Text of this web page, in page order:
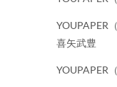
YOUPAPER
喜矢武豊
YOUPAPER